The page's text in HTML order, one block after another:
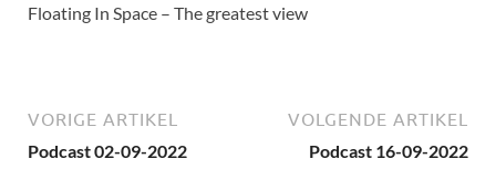
Floating In Space – The greatest view
VORIGE ARTIKEL
Podcast 02-09-2022
VOLGENDE ARTIKEL
Podcast 16-09-2022